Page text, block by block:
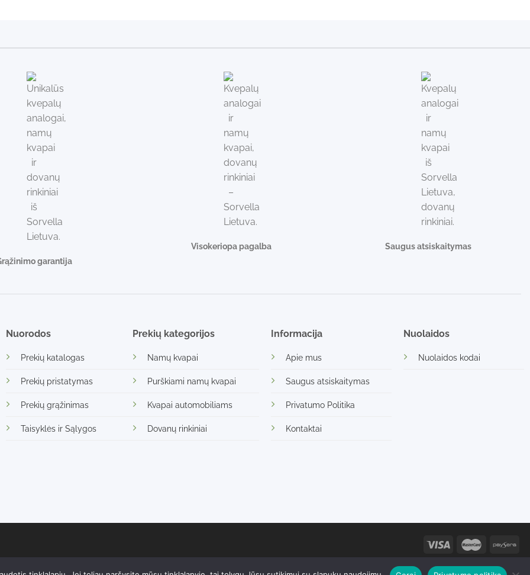
garantija
Visokeriopa pagalba Saugus atsiskaitymas
Nuorodos
Prekių katalogas
Prekių pristatymas
Prekių grąžinimas
Taisyklės ir Sąlygos
Prekių kategorijos
Namų kvapai
Purškiami namų kvapai
Kvapai automobiliams
Dovanų rinkiniai
Informacija
Apie mus
Saugus atsiskaitymas
Privatumo Politika
Kontaktai
Nuolaidos
Nuolaidos kodai
saugomas autorių teisių. Kopijavimas ir platinimas be savininko sutikimo yra draudžiamas. 2026© Sorvella | Gretos Zenovaitės -